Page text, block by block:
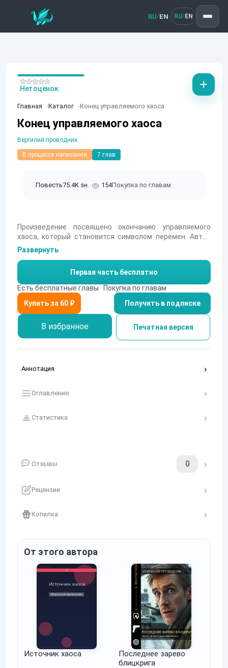
RU/EN RU/ EN
Главная Каталог Конец управляемого хаоса
Конец управляемого хаоса
Вергилий проводник
В процессе написания 7 глав
Повесть75.4K зн. 154Покупка по главам
Нет оценок
Произведение посвящено окончанию управляемого
хаоса, который становится символом перемен. Автор
исследует, как хаос может влиять на судьбы людей,
создавая атмосферу глубоких размышлений о жизни.
Развернуть
Первая часть бесплатно
Есть бесплатные главы · Покупка по главам
Получить в подписке
В избранное Печатная версия
Аннотация
Оглавление
Статистика
Отзывы 0
Рецензии
Копилка
От этого автора
Источник хаоса
Последнее зарево
блицкрига